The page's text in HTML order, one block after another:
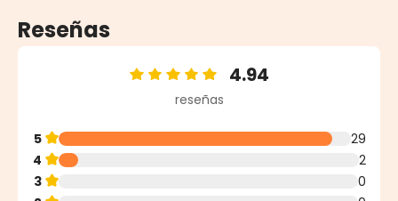
Reseñas
Calificación promedio de 4.94 de 5 estrellas
4.94
reseñas
5
29
4
2
3
0